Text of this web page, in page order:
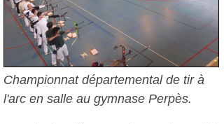
Championnat départemental de tir à
l'arc en salle au gymnase Perpès.